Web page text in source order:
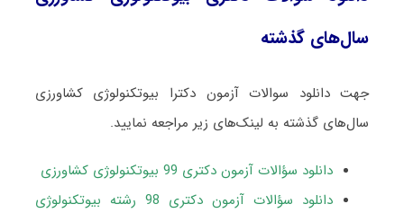
سال‌های گذشته
جهت دانلود سوالات آزمون دکترا بیوتکنولوژی کشاورزی
سال‌های گذشته به لینک‌های زیر مراجعه نمایید.
دانلود سؤالات آزمون دکتری 99 بیوتکنولوژی کشاورزی
دانلود سؤالات آزمون دکتری 98 رشته بیوتکنولوژی